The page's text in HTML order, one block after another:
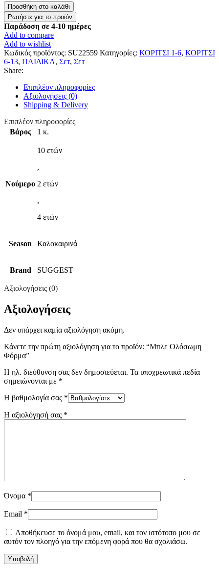
Μπλε
Ολόσωμη
Φόρμα
ποσότητα
Προσθήκη στο καλάθι
Παράδοση σε 4-10 ημέρες
Add to compare
Add to wishlist
Κωδικός προϊόντος: SU22559 Κατηγορίες: ΚΟΡΙΤΣΙ 1-6, ΚΟΡΙΤΣΙ
6-13, ΠΑΙΔΙΚΑ, Σετ, Σετ
Share:
Επιπλέον πληροφορίες
Αξιολογήσεις (0)
Shipping & Delivery
Επιπλέον πληροφορίες
Βάρος
1 κ.
Νούμερο
10 ετών
,
2 ετών
,
4 ετών
Season Καλοκαιρινά
Brand SUGGEST
Αξιολογήσεις (0)
Αξιολογήσεις
Δεν υπάρχει καμία αξιολόγηση ακόμη.
Κάνετε την πρώτη αξιολόγηση για το προϊόν: “Μπλε Ολόσωμη
Φόρμα”
Η ηλ. διεύθυνση σας δεν δημοσιεύεται. Τα υποχρεωτικά πεδία
σημειώνονται με *
Η βαθμολογία σας *
Η αξιολόγησή σας *
Όνομα *
Email *
Αποθήκευσε το όνομά μου, email, και τον ιστότοπο μου σε
αυτόν τον πλοηγό για την επόμενη φορά που θα σχολιάσω.